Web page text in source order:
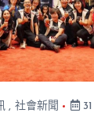
, 社會新聞